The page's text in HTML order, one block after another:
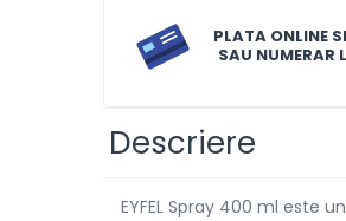
Solutie de intretinere textile
Produse Dezinfectante-
Produse de uz casnic
PLATA ONLINE
SAU NUMERAR
Descriere
EYFEL Spray 400 ml este